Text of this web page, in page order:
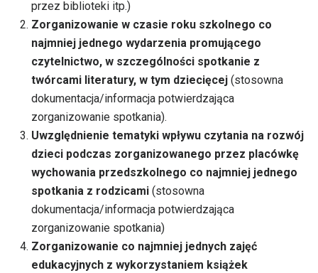
przez biblioteki itp.)
Zorganizowanie w czasie roku szkolnego co
najmniej jednego wydarzenia promującego
czytelnictwo, w szczególności spotkanie z
twórcami literatury, w tym dziecięcej (stosowna
dokumentacja/informacja potwierdzająca
zorganizowanie spotkania).
Uwzględnienie tematyki wpływu czytania na rozwój
dzieci podczas zorganizowanego przez placówkę
wychowania przedszkolnego co najmniej jednego
spotkania z rodzicami (stosowna
dokumentacja/informacja potwierdzająca
zorganizowanie spotkania)
Zorganizowanie co najmniej jednych zajęć
edukacyjnych z wykorzystaniem książek